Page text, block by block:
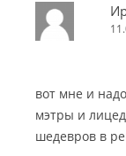
вот мне и
мэтры и
шедевров в